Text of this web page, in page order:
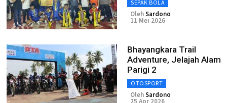
SEPAK BOLA
OlehSardono
11 Mei 2026
Bhayangkara Trail
Adventure, Jelajah Alam
Parigi 2
OTOSPORT
OlehSardono
25 Apr 2026